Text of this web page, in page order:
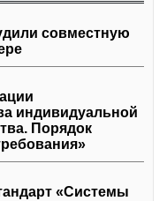
совместную
индивидуальной
Порядок
«Системы